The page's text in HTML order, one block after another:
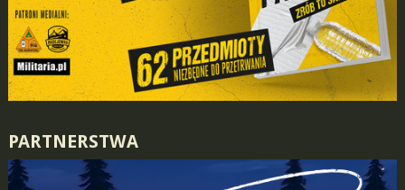
PARTNERSTWA